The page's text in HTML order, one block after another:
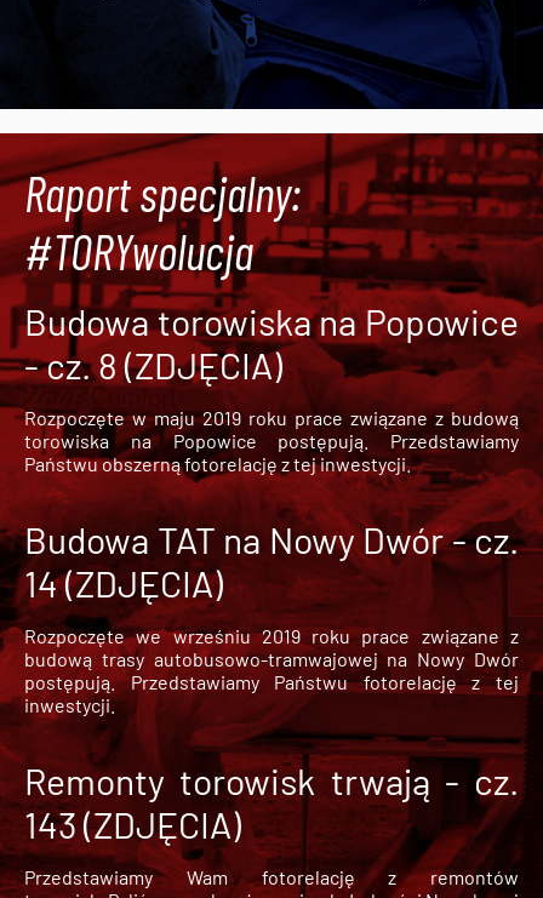
Raport specjalny:
#TORYwolucja
Budowa torowiska na Popowice
- cz. 8 (ZDJĘCIA)
Rozpoczęte w maju 2019 roku prace związane z budową
torowiska na Popowice
postępują. Przedstawiamy
Państwu obszerną fotorelację z tej inwestycji.
Budowa TAT na Nowy Dwór - cz.
14 (ZDJĘCIA)
Rozpoczęte we wrześniu 2019 roku prace związane z
budową trasy autobusowo-tramwajowej na Nowy Dwór
postępują. Przedstawiamy Państwu fotorelację z tej
inwestycji.
Remonty torowisk trwają - cz.
143 (ZDJĘCIA)
Przedstawiamy Wam fotorelację z remontów